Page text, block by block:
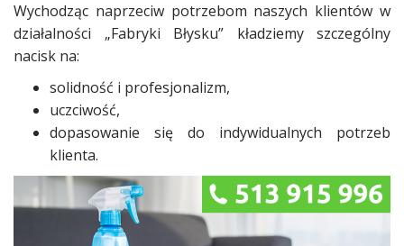
Wychodząc naprzeciw potrzebom naszych klientów w
działalności „Fabryki Błysku” kładziemy szczególny
nacisk na:
solidność i profesjonalizm,
uczciwość,
dopasowanie się do indywidualnych potrzeb
klienta.